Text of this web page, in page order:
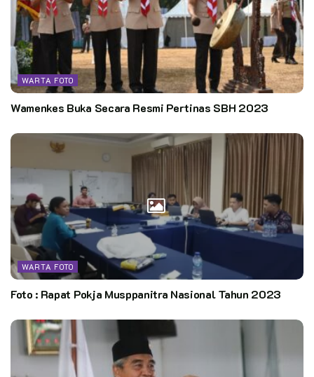
WARTA FOTO
Wamenkes Buka Secara Resmi Pertinas SBH 2023
WARTA FOTO
Foto : Rapat Pokja Musppanitra Nasional Tahun 2023